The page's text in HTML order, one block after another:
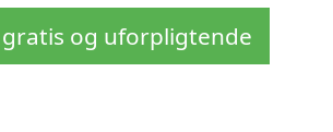
gratis og uforpligtende